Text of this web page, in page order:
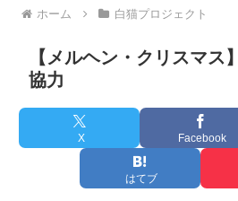
ホーム 白猫プロジェクト
【メルヘン・クリスマス
協力
X Facebook
はてブ